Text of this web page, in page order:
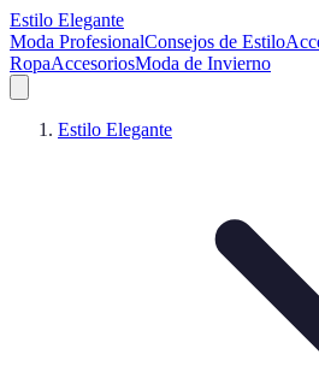
Estilo Elegante
Moda ProfesionalConsejos de Estilo
RopaAccesoriosModa de Invierno
Estilo Elegante